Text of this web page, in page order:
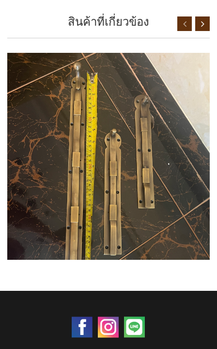
สินค้าที่เกี่ยวข้อง
กลอนโบราณ #กลอนทองเหลือง 18 นิ้ว
ราคา 0 บาท